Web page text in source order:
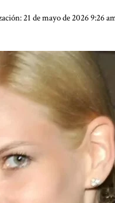
21 de mayo de 2026 9:26